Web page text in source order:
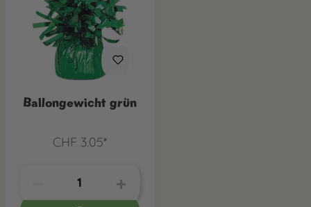
Ballongewicht grün
CHF 3.05*